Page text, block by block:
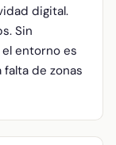
digital.
Sin
entorno es
de zonas